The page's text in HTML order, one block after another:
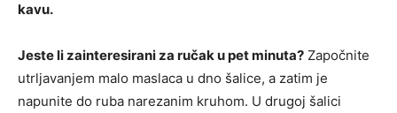
kavu.
Jeste li zainteresirani za ručak u pet minuta? Započnite
utrljavanjem malo maslaca u dno šalice, a zatim je
napunite do ruba narezanim kruhom. U drugoj šalici